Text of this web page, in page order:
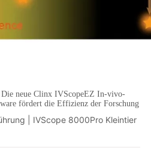
Die neue Clinx IVScopeEZ In-vivo-
fördert die Effizienz der Forschung
| IVScope 8000Pro Kleintier